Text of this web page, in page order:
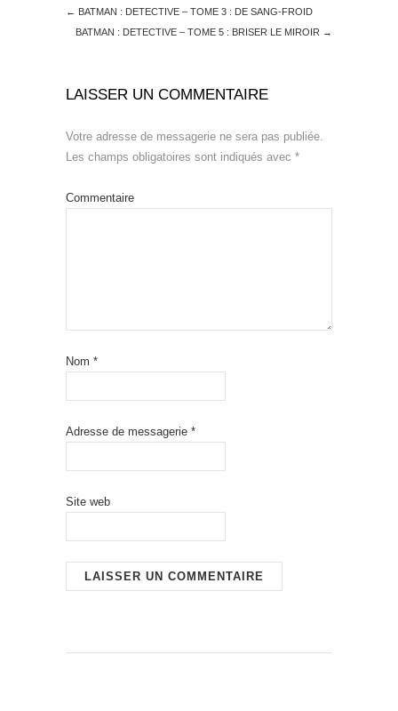
← BATMAN : DETECTIVE – TOME 3 : DE SANG-FROID
BATMAN : DETECTIVE – TOME 5 : BRISER LE MIROIR →
LAISSER UN COMMENTAIRE
Votre adresse de messagerie ne sera pas publiée.
Les champs obligatoires sont indiqués avec *
Commentaire
Nom *
Adresse de messagerie *
Site web